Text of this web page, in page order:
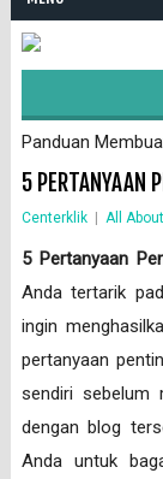
Panduan
5 PERTANYAAN
Centerklik All About
5 Pertanyaan
Anda tertarik
ingin
pertanyaan
sendiri sebelum
dengan blog
Anda untuk